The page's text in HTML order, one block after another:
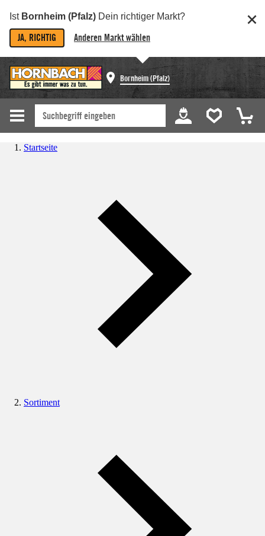
Ist Bornheim (Pfalz) Dein richtiger Markt?
JA, RICHTIG Anderen Markt wählen
Bornheim (Pfalz)
Startseite
Sortiment